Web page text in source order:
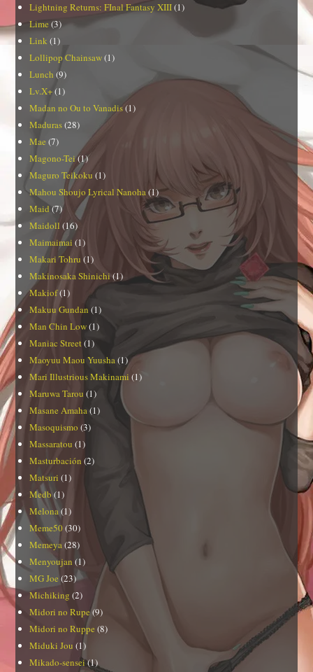
Lightning Returns: FInal Fantasy XIII(1)
Lime(3)
Link (1)
Lollipop Chainsaw(1)
Lunch (9)
Lv.X+(1)
Madan no Ou to Vanadis(1)
Maduras(28)
Mae (7)
Magono-Tei(1)
Maguro Teikoku (1)
Mahou Shoujo Lyrical Nanoha(1)
Maid (7)
Maidoll (16)
Maimaimai (1)
Makari Tohru (1)
Makinosaka Shinichi(1)
Makiof(1)
Makuu Gundan (1)
Man Chin Low(1)
Maniac Street(1)
Maoyuu Maou Yuusha(1)
Mari Illustrious Makinami (1)
Maruwa Tarou (1)
Masane Amaha(1)
Masoquismo (3)
Massaratou (1)
Masturbación (2)
Matsuri (1)
Medb(1)
Melona(1)
Meme50(30)
Memeya(28)
Menyoujan (1)
MG Joe (23)
Michiking (2)
Midori no Rupe(9)
Midori no Ruppe (8)
Miduki Jou (1)
Mikado-sensei(1)